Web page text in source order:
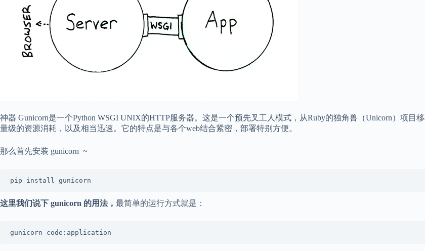
神器 Gunicorn是一个Python WSGI UNIX的HTTP服务器。这是一个预先叉工人模式，从Ruby的独角兽（Unicorn）项目
量级的资源消耗，以及相当迅速。它的特点是与各个web结合紧密，部署特别方便。
那么首先安装 gunicorn ~
这里我们说下 gunicorn 的用法， 最简单的运行方式就是：
gunicorn code:application